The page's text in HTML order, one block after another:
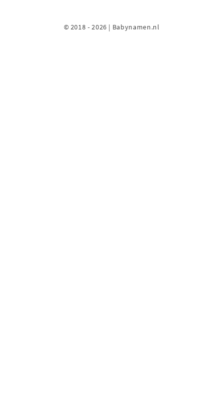
© 2018 - 2026 | Babynamen.nl